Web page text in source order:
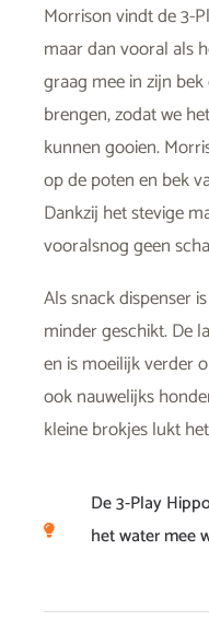
Morrison vindt de 3-
maar dan vooral als
graag mee in zijn
brengen, zodat we
kunnen gooien.
op de poten en bek
Dankzij het stevige
vooralsnog geen
Als snack dispenser
minder geschikt. De
en is moeilijk verder
ook nauwelijks
kleine brokjes lukt
De 3-Play
het water mee